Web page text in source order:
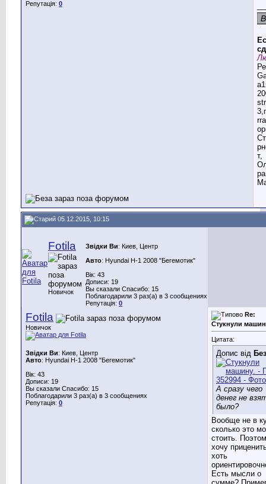
Репутація: 0
т,
05.12.2015, 10:15
Fotila
Новичок
Звідки Ви: Киев, Центр
Авто: Hyundai H-1 2008 "Бегемотик"
Вік: 43
Дописи: 19
Вы сказали Спасибо: 15
Поблагодарили 3 раз(а) в 3 сообщениях
Репутація: 0
Fotila
Новичок
Звідки Ви: Киев, Центр
Авто: Hyundai H-1 2008 "Бегемотик"
Вік: 43
Дописи: 19
Вы сказали Спасибо: 15
Поблагодарили 3 раз(а) в 3 сообщениях
Репутація: 0
Re:
Стукнули
Цитата:
Допис від
А сразу чего
денег не
было?
Вообще не в
сколько это
стоить.
хочу
хоть
Есть мысли о